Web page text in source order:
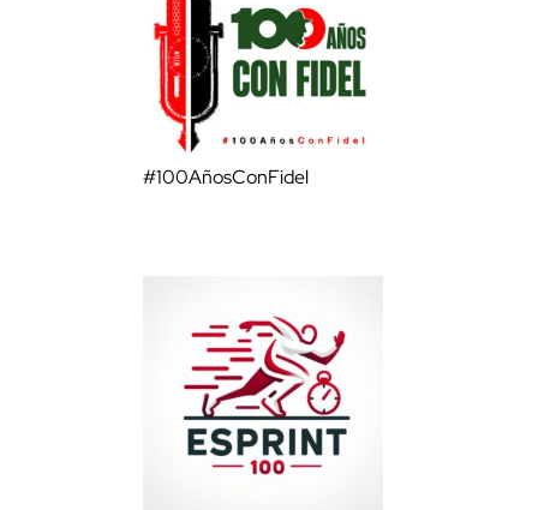
#100AñosConFidel